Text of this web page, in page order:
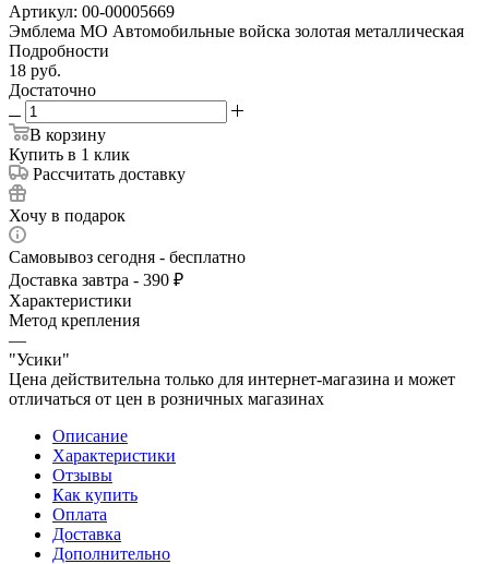
Артикул: 00-00005669
Эмблема МО Автомобильные войска золотая металлическая
Подробности
18 руб.
Достаточно
В корзину
Купить в 1 клик
Рассчитать доставку
Хочу в подарок
Самовывоз сегодня - бесплатно
Доставка завтра - 390 ₽
Характеристики
Метод крепления
—
"Усики"
Цена действительна только для интернет-магазина и может
отличаться от цен в розничных магазинах
Описание
Характеристики
Отзывы
Как купить
Оплата
Доставка
Дополнительно